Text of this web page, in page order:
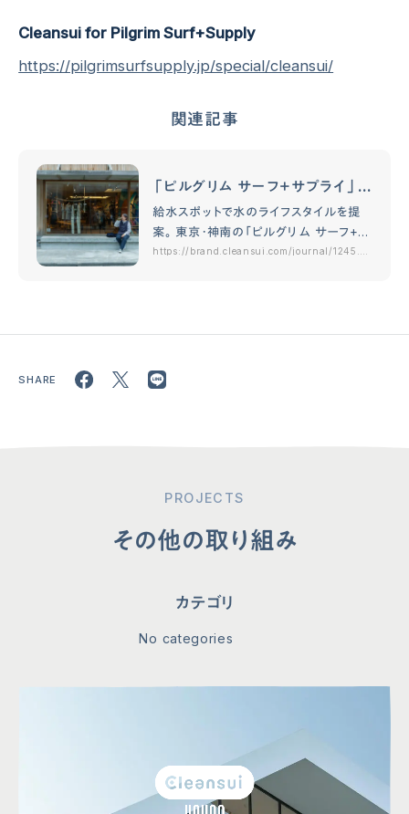
Cleansui for Pilgrim Surf+Supply
https://pilgrimsurfsupply.jp/special/cleansui/
関連記事
「ピルグリム サーフ＋サプライ」で
クリンスイの給水スポットを利用す
る。
給水スポットで水のライフスタイルを提
案。 東京・神南の「ピルグリム サーフ+サ
プライ」は米国NY・ブルックリン発のセレ
https://brand.cleansui.com/journal/1245.ht
PROJECTS
その他の取り組み
カテゴリ
No categories